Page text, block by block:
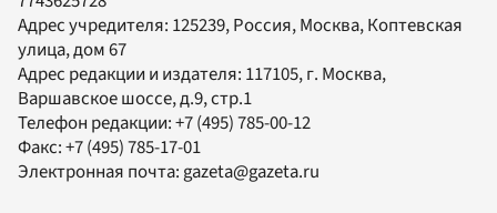
Адрес учредителя: 125239, Россия, Москва, Коптевская
улица, дом 67
Адрес редакции и издателя: 117105, г. Москва,
Варшавское шоссе, д.9, стр.1
Телефон редакции:+7 (495) 785-00-12
Факс:+7 (495) 785-17-01
Электронная почта: gazeta@gazeta.ru